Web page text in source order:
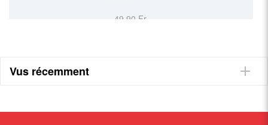
49,90 Fr.
Vus récemment